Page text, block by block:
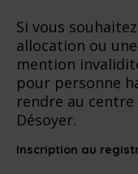
Si vous
allocation ou
mention
pour personne
rendre au
Désoyer.
Inscription au